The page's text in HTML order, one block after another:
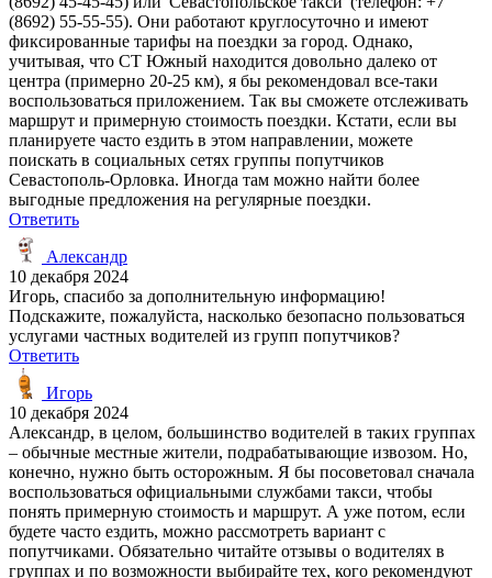
(8692) 55-55-55). Они работают круглосуточно и имеют
фиксированные тарифы на поездки за город. Однако,
учитывая, что СТ Южный находится довольно далеко от
центра (примерно 20-25 км), я бы рекомендовал все-таки
воспользоваться приложением. Так вы сможете отслеживать
маршрут и примерную стоимость поездки. Кстати, если вы
планируете часто ездить в этом направлении, можете
поискать в социальных сетях группы попутчиков
Севастополь-Орловка. Иногда там можно найти более
выгодные предложения на регулярные поездки.
Ответить
Александр
10 декабря 2024
Игорь, спасибо за дополнительную информацию!
Подскажите, пожалуйста, насколько безопасно пользоваться
услугами частных водителей из групп попутчиков?
Ответить
Игорь
10 декабря 2024
Александр, в целом, большинство водителей в таких группах
– обычные местные жители, подрабатывающие извозом. Но,
конечно, нужно быть осторожным. Я бы посоветовал сначала
воспользоваться официальными службами такси, чтобы
понять примерную стоимость и маршрут. А уже потом, если
будете часто ездить, можно рассмотреть вариант с
попутчиками. Обязательно читайте отзывы о водителях в
группах и по возможности выбирайте тех, кого рекомендуют